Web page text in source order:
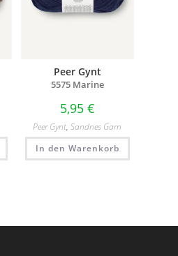
Peer Gynt
5575 Marine
5,95 €
Peer Gynt,Sandnes Garn
In den Warenkorb